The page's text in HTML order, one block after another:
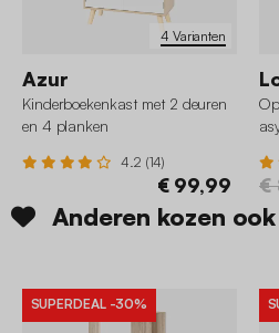
4 Varianten
Azur
Kinderboekenkast met 2 deuren
en 4 planken
4.2 (14)
€ 99,99 €
Anderen kozen
SUPERDEAL -30%